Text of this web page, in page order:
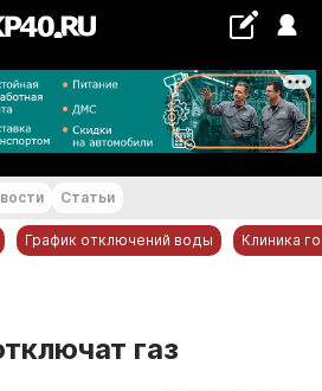
+22...+23 °С
Статьи
График отключений воды Клиника
газ